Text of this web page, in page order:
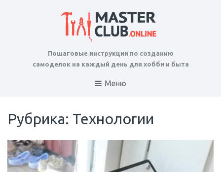
Пошаговые инструкции по созданию
самоделок на каждый день для хобби и быта
Меню
Рубрика: Технологии